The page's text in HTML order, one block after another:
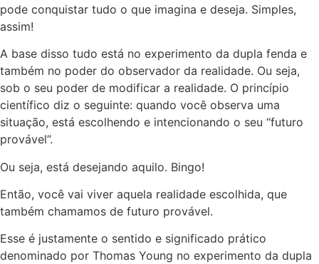
pode conquistar tudo o que imagina e deseja. Simples,
assim!
A base disso tudo está no experimento da dupla fenda e
também no poder do observador da realidade. Ou seja,
sob o seu poder de modificar a realidade. O princípio
científico diz o seguinte: quando você observa uma
situação, está escolhendo e intencionando o seu “futuro
provável”.
Ou seja, está desejando aquilo. Bingo!
Então, você vai viver aquela realidade escolhida, que
também chamamos de futuro provável.
Esse é justamente o sentido e significado prático
denominado por Thomas Young no experimento da dupla